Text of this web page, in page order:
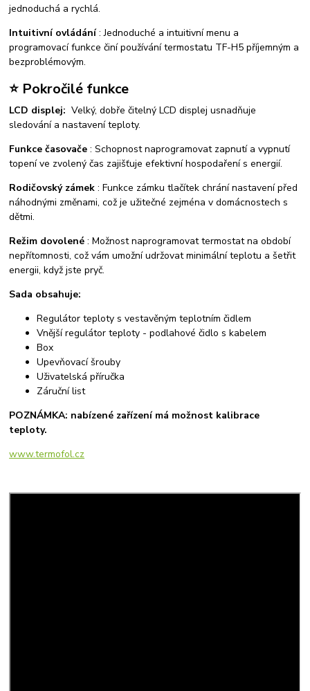
jednoduchá a rychlá.
Intuitivní ovládání: Jednoduché a intuitivní menu a
programovací funkce činí používání termostatu TF-H5 příjemným a
bezproblémovým.
⭐ Pokročilé funkce
LCD displej: Velký, dobře čitelný LCD displej usnadňuje
sledování a nastavení teploty.
Funkce časovače : Schopnost naprogramovat zapnutí a vypnutí
topení ve zvolený čas zajišťuje efektivní hospodaření s energií.
Rodičovský zámek : Funkce zámku tlačítek chrání nastavení před
náhodnými změnami, což je užitečné zejména v domácnostech s
dětmi.
Režim dovolené : Možnost naprogramovat termostat na období
nepřítomnosti, což vám umožní udržovat minimální teplotu a šetřit
energii, když jste pryč.
Sada obsahuje:
Regulátor teploty s vestavěným teplotním čidlem
Vnější regulátor teploty - podlahové čidlo s kabelem
Box
Upevňovací šrouby
Uživatelská příručka
Záruční list
POZNÁMKA: nabízené zařízení má možnost kalibrace
teploty.
www.termofol.cz